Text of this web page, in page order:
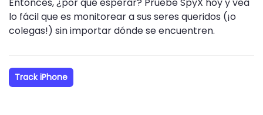
lo fácil que es monitorear a sus seres queridos (¡o
colegas!) sin importar dónde se encuentren.
Track iPhone